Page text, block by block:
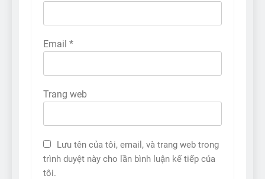
Email *
Trang web
Lưu tên của tôi, email, và trang web trong
trình duyệt này cho lần bình luận kế tiếp của
tôi.